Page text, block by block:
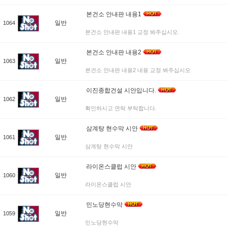
1064 일반
본건소 안내판 내용1
본건소 안내판 내용1 교정 봐주십시오.
1063 일반
본건소 안내판 내용2
본건소 안내판 내용2 내용 교정 봐주십시오
1062 일반
이진종합건설 시안입니다.
확인하시고 연락 부탁합니다.
1061 일반
삼계탕 현수막 시안
삼계탕 현수막 시안
1060 일반
라이온스클럽 시안
라이온스클럽 시안
1059 일반
민노당현수막
민노당현수막